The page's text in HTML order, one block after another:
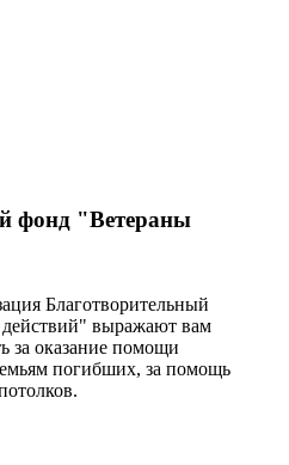
фонд "Ветераны
Благотворительный
выражают вам
за оказание помощи
погибших, за помощь